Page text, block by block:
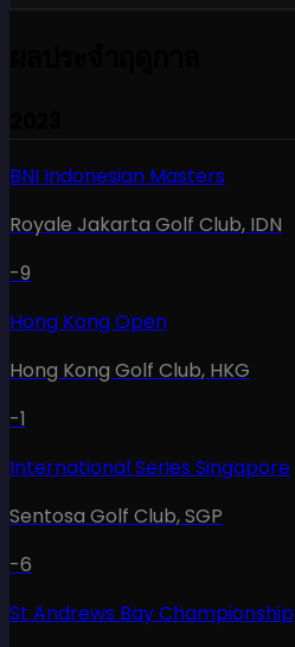
BNI Indonesian Masters
Royale Jakarta Golf Club, IDN
-9
Hong Kong Open
Hong Kong Golf Club, HKG
-1
International Series Singapore
Sentosa Golf Club,SGP
-6
St Andrews Bay Championship